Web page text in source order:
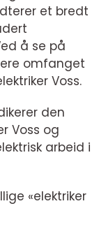
et bredt
å se på
omfanget
Voss.
den
Voss og
arbeid i
«elektriker